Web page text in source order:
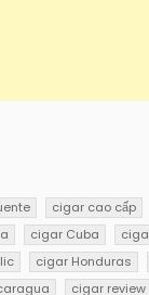
cigar cao cấp
cigar Cuba
cigar Honduras
cigar review